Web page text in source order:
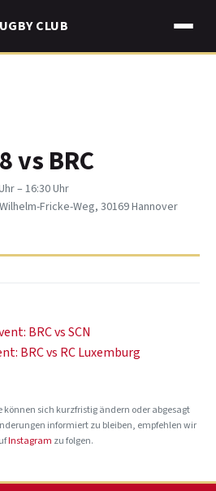
CLUB
vs BRC
– 16:30 Uhr
Fricke-Weg, 30169 Hannover
Beitragsnavigation
BRC vs SCN
BRC vs RC Luxemburg
sich kurzfristig ändern oder abgesagt
informiert zu bleiben, empfehlen wir
Instagram zu folgen.